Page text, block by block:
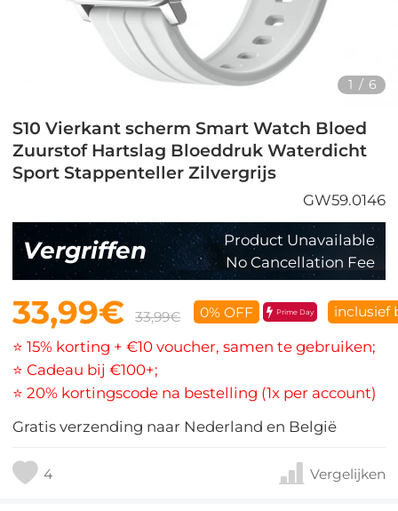
1 / 6
S10 Vierkant scherm Smart Watch Bloed
Zuurstof Hartslag Bloeddruk Waterdicht
Sport Stappenteller Zilvergrijs
GW59.0146
Vergriffen
Product Unavailable
No Cancellation Fee
33,99€ 33,99€ 0% OFF Prime Day inclusief
⭐ 15% korting + €10 voucher, samen te gebruiken;
⭐ Cadeau bij €100+;
⭐ 20% kortingscode na bestelling (1x per account)
Gratis verzending naar Nederland en België
4 Vergelijken